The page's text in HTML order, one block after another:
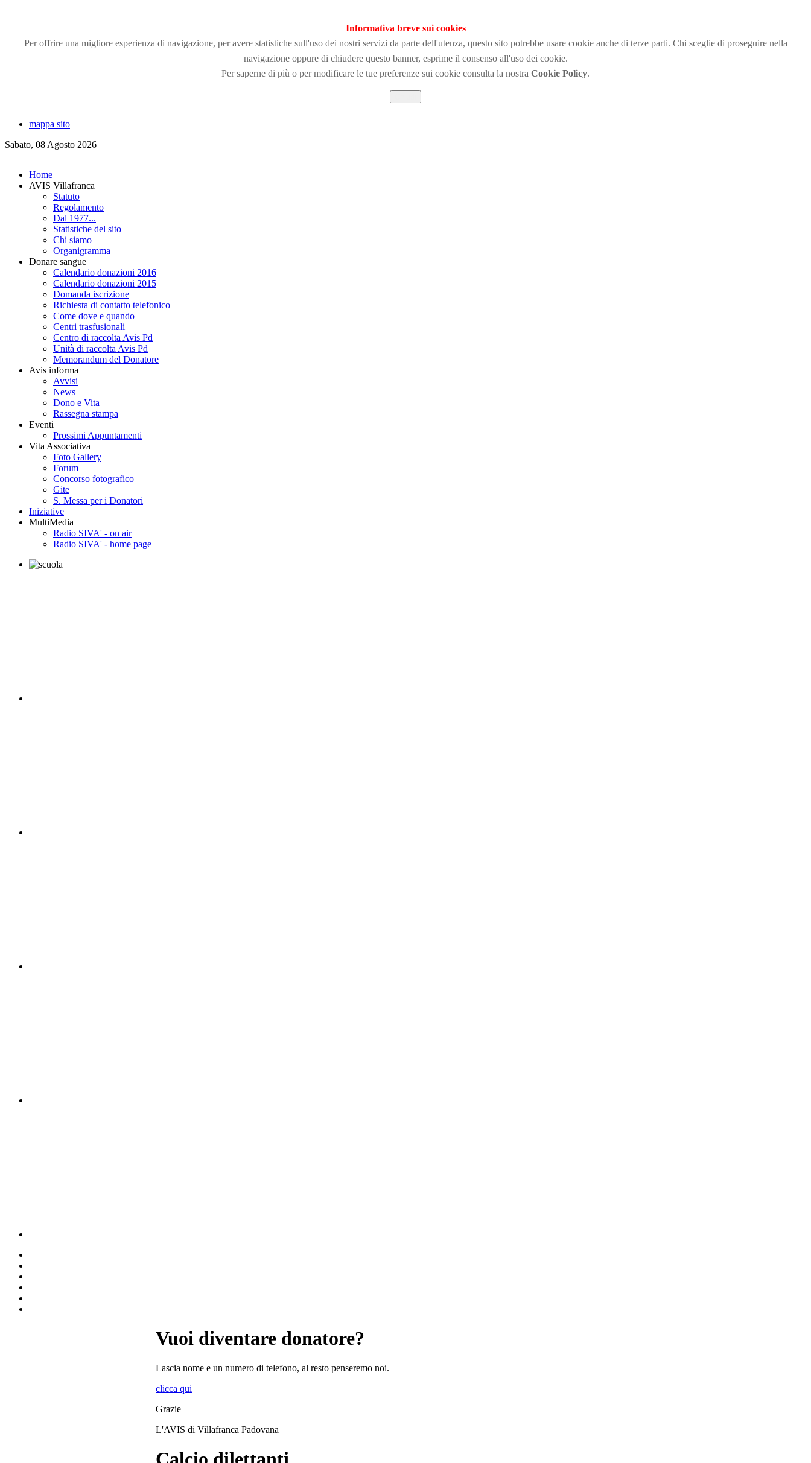
Informativa breve sui cookies
Per offrire una migliore esperienza di navigazione, per avere statistiche sull'uso dei nostri servizi da parte dell'utenza, questo sito potrebbe usare cookie anche di terze parti. Chi sceglie di proseguire nella
navigazione oppure di chiudere questo banner, esprime il consenso all'uso dei cookie.
Per saperne di più o per modificare le tue preferenze sui cookie consulta la nostra Cookie Policy.
mappa sito
Sabato, 08 Agosto 2026
Home
AVIS Villafranca
Statuto
Regolamento
Dal 1977...
Statistiche del sito
Chi siamo
Organigramma
Donare sangue
Calendario donazioni 2016
Calendario donazioni 2015
Domanda iscrizione
Richiesta di contatto telefonico
Come dove e quando
Centri trasfusionali
Centro di raccolta Avis Pd
Unità di raccolta Avis Pd
Memorandum del Donatore
Avis informa
Avvisi
News
Dono e Vita
Rassegna stampa
Eventi
Prossimi Appuntamenti
Vita Associativa
Foto Gallery
Forum
Concorso fotografico
Gite
S. Messa per i Donatori
Iniziative
MultiMedia
Radio SIVA' - on air
Radio SIVA' - home page
Vuoi diventare donatore?
Lascia nome e un numero di telefono, al resto penseremo noi.
clicca qui
Grazie
L'AVIS di Villafranca Padovana